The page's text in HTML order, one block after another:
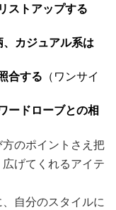
ストアップする
カジュアル系は
合する （ワンサイ
ードローブとの相
のポイントさえ把
げてくれるアイテ
自分のスタイルに